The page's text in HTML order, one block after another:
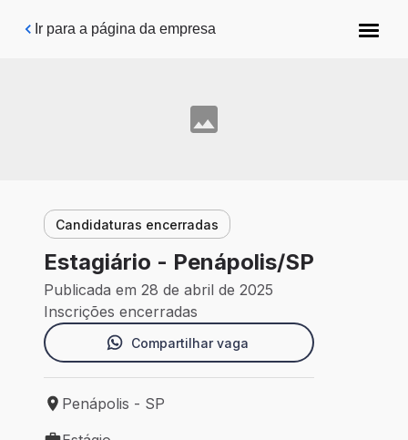
Pular para o conteúdo principal
Ir para a página da empresa
Candidaturas encerradas
Estagiário - Penápolis/SP
Publicada em 28 de abril de 2025
Inscrições encerradas
Compartilhar vaga
Local de trabalho: Penápolis - SP
Penápolis - SP